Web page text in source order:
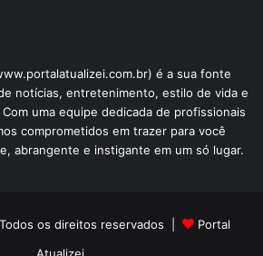
é a sua fonte
notícias, entretenimento, estilo de vida e
uma equipe dedicada de profissionais
comprometidos em trazer para você
abrangente e instigante em um só lugar.
os direitos reservados |
Portal